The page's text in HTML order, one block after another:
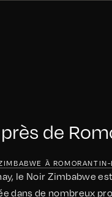
de
À ROMORANTIN-
le Noir Zimbabwe
dans de nombreux